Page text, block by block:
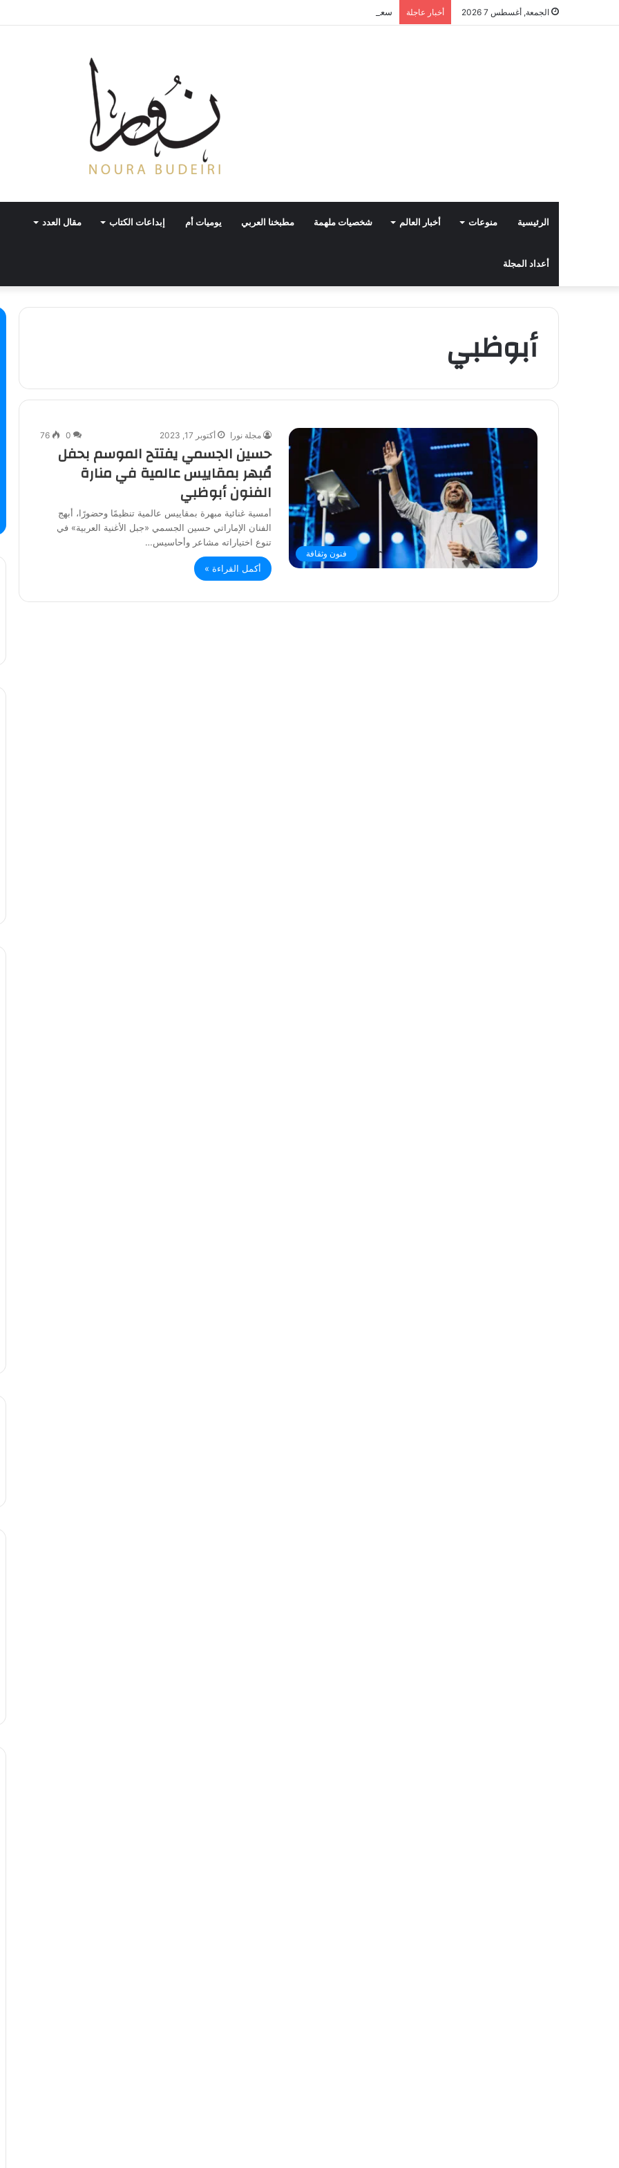
الجمعة, أغسطس 7 2026 أخبار عاجلة سعاد العامري … كاتبة، ناشطة وأكاديمية فلسطينية
الرئيسية منوعات أخبار العالم شخصيات ملهمة مطبخنا العربي يوميات أم إبداعات الكتاب مقال العدد
أعداد المجلة
أبوظبي
فنون وثقافة
مجلة نورا أكتوبر 17, 2023 0
76
حسين الجسمي يفتتح الموسم بحفل
مُبهر بمقاييس عالمية في منارة
الفنون أبوظبي
أمسية غنائية مبهرة بمقاييس عالمية تنظيمًا وحضورًا، أبهج
الفنان الإماراتي حسين الجسمي «جبل الأغنية العربية» في
تنوع اختياراته مشاعر وأحاسيس…
أكمل القراءة »